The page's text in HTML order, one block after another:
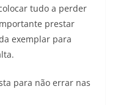
tudo a perder
prestar
exemplar para
para não errar nas